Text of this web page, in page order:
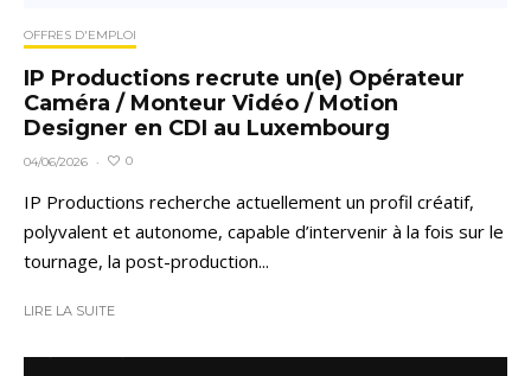
OFFRES D'EMPLOI
IP Productions recrute un(e) Opérateur
Caméra / Monteur Vidéo / Motion
Designer en CDI au Luxembourg
04/06/2026 · 0
IP Productions recherche actuellement un profil créatif,
polyvalent et autonome, capable d’intervenir à la fois sur le
tournage, la post-production...
LIRE LA SUITE